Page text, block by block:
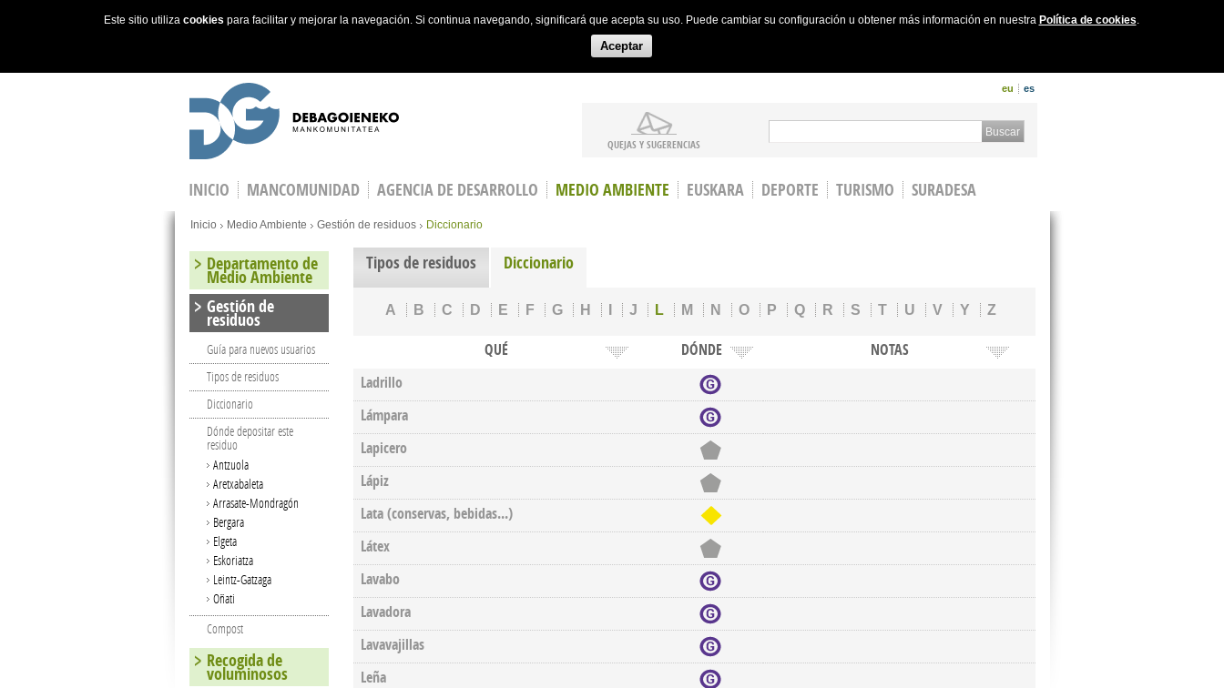
Este sitio utiliza cookies para facilitar y mejorar la navegación. Si continua navegando, significará que acepta su uso. Puede cambiar su configuración u obtener más información en nuestra Política de cookies.
Aceptar
eu es
QUEJAS Y SUGERENCIAS
Search form
INICIO MANCOMUNIDAD AGENCIA DE DESARROLLO MEDIO AMBIENTE EUSKARA DEPORTE TURISMO
SURADESA
You are here
Inicio Medio Ambiente Gestión de residuos Diccionario
Tipos de residuos Diccionario
A B C D E F G H J L M N O P Q R S T U V Y Z
QUÉ DÓNDE
NOTAS
Ladrillo
Lámpara
Lapicero
Lápiz
Lata (conservas, bebidas...)
Látex
Lavabo
Lavadora
Lavavajillas
Leña
Departamento de
Medio Ambiente
Gestión de
residuos
Guía para nuevos usuarios
Tipos de residuos
Diccionario
Dónde depositar este
residuo
Antzuola
Aretxabaleta
Arrasate-Mondragón
Bergara
Elgeta
Eskoriatza
Leintz-Gatzaga
Oñati
Compost
Recogida de
voluminosos